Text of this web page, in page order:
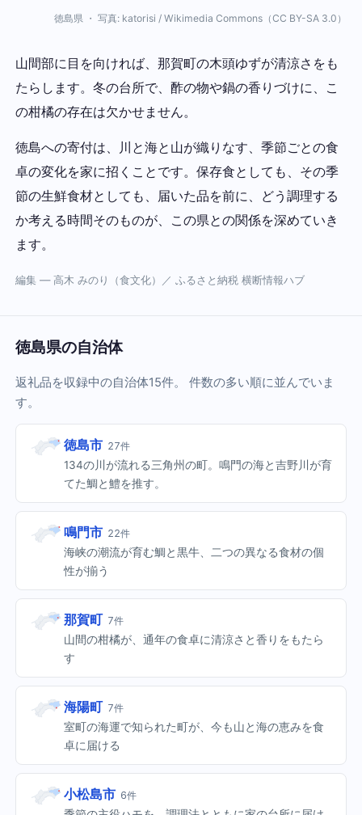
徳島県 ・ 写真: katorisi / Wikimedia Commons（CC BY-SA 3.0）
山間部に目を向ければ、那賀町の木頭ゆずが清涼さをも
たらします。冬の台所で、酢の物や鍋の香りづけに、こ
の柑橘の存在は欠かせません。
徳島への寄付は、川と海と山が織りなす、季節ごとの食
卓の変化を家に招くことです。保存食としても、その季
節の生鮮食材としても、届いた品を前に、どう調理する
か考える時間そのものが、この県との関係を深めていき
ます。
編集 — 高木 みのり（食文化）／ ふるさと納税 横断情報ハブ
徳島県の自治体
返礼品を収録中の自治体15件。 件数の多い順に並んでいま
す。
徳島市 27件
134の川が流れる三角州の町。鳴門の海と吉野川が育
てた鯛と鱧を推す。
鳴門市 22件
海峡の潮流が育む鯛と黒牛、二つの異なる食材の個
性が揃う
那賀町 7件
山間の柑橘が、通年の食卓に清涼さと香りをもたら
す
海陽町 7件
室町の海運で知られた町が、今も山と海の恵みを食
卓に届ける
小松島市 6件